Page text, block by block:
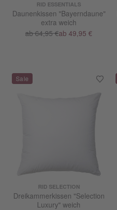
RID ESSENTIALS
Daunenkissen "Bayerndaune"
extra weich
ab 64,95 €ab 49,95 €
RID SELECTION
Dreikammerkissen "Selection
Luxury" weich